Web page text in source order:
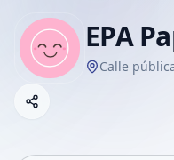
EPA
Calle
Compartir empresa